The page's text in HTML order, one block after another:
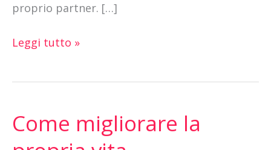
proprio partner. […]
Leggi tutto »
Come migliorare la
Come